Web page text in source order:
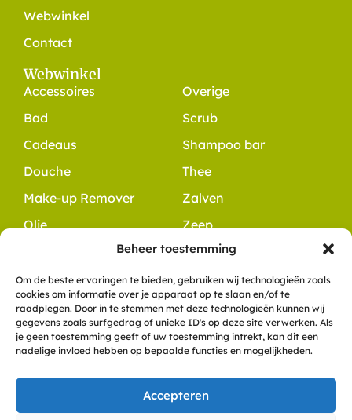
Beheer toestemming
Om de beste ervaringen te bieden, gebruiken wij technologieën zoals
cookies om informatie over je apparaat op te slaan en/of te
raadplegen. Door in te stemmen met deze technologieën kunnen wij
gegevens zoals surfgedrag of unieke ID's op deze site verwerken. Als
je geen toestemming geeft of uw toestemming intrekt, kan dit een
nadelige invloed hebben op bepaalde functies en mogelijkheden.
Accepteren
Webwinkel
Contact
Webwinkel
Accessoires
Bad
Cadeaus
Douche
Make-up Remover
Olie
Overige
Scrub
Shampoo bar
Thee
Zalven
Zeep
+31 6 10 49 48 54
info@dewitteklaver.nl
Meerkoet 8
9781 ZN, Bedum
KVK: 57836558
Copyright De Witte Klaver